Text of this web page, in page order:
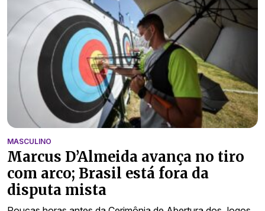
MASCULINO
Marcus D’Almeida avança no tiro
com arco; Brasil está fora da
disputa mista